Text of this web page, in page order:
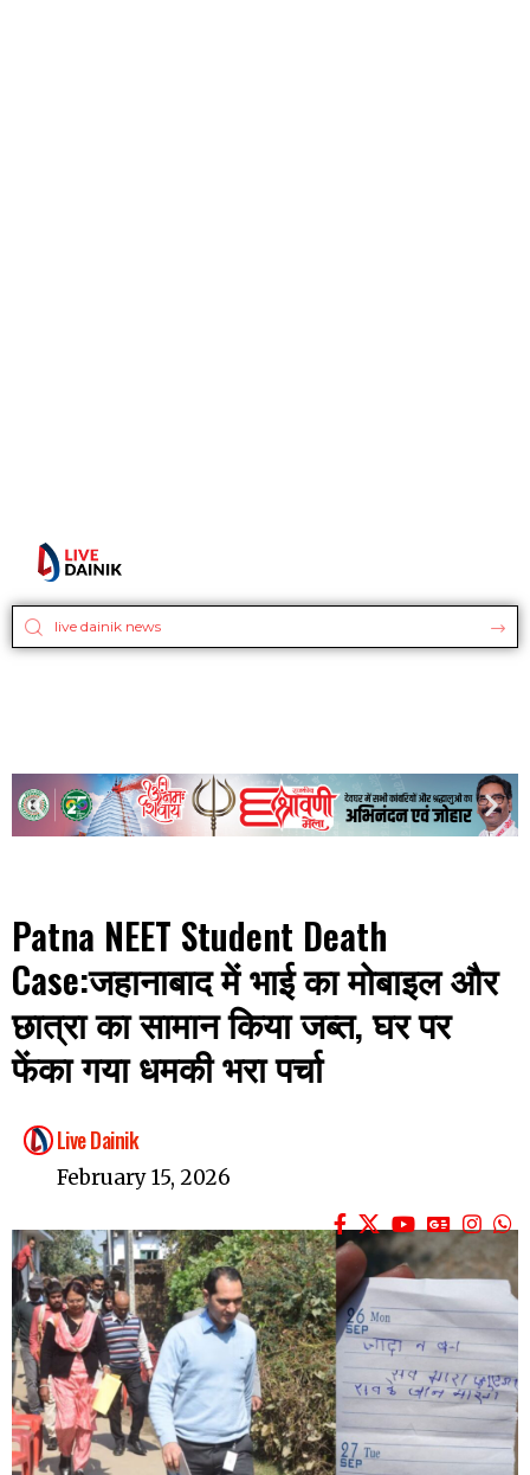
Patna NEET Student Death
Case:जहानाबाद में भाई का मोबाइल और
छात्रा का सामान किया जब्त, घर पर
फेंका गया धमकी भरा पर्चा
Live Dainik
February 15, 2026